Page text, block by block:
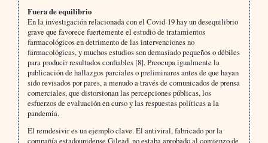
Fuera de equilibrio
En la investigación relacionada con el Covid-19 hay un desequilibrio
grave que favorece fuertemente el estudio de tratamientos
farmacológicos en detrimento de las intervenciones no
farmacológicas, y muchos estudios son demasiado pequeños o débiles
para producir resultados confiables [8]. Preocupa igualmente la
publicación de hallazgos parciales o preliminares antes de que hayan
sido revisados por pares, a menudo a través de comunicados de prensa
comerciales, que distorsionan las percepciones públicas, los
esfuerzos de evaluación en curso y las respuestas políticas a la
pandemia.
El remdesivir es un ejemplo clave. El antiviral, fabricado por la
compañía estadounidense Gilead, no estaba aprobado al comienzo de